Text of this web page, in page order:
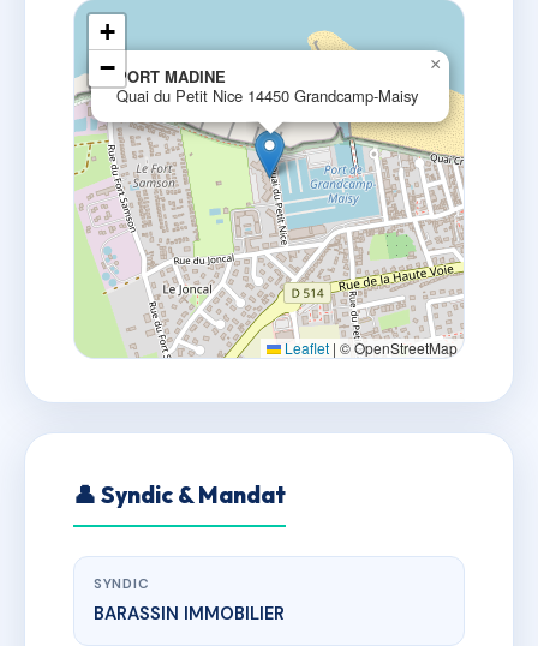
PORT MADINE
Quai du Petit Nice 14450 Grandcamp-Maisy
×
+
−
Leaflet | © OpenStreetMap
👤 Syndic & Mandat
SYNDIC
BARASSIN IMMOBILIER